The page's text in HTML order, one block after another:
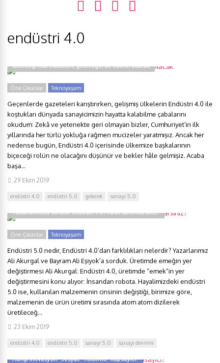
endüstri 4.0
Geleceği icat edebilen, geleceğin de liderin olacak
Öne Çıkanlar Teknoyaşam
Geçenlerde gazeteleri karıştırırken, gelişmiş ülkelerin Endüstri 4.0 ile
koştukları dünyada sanayicimizin hayatta kalabilme çabalarını
okudum: Zekâ ve yetenekte geri olmayan bizler, Cumhuriyet’in ilk
yıllarında her türlü yokluğa rağmen mucizeler yaratmışız. Ancak her
nedense bugün, Endüstri 4.0 içerisinde ülkemize başkalarının
biçeceği rolün ne olacağını düşünür ve bekler hâle gelmişiz. Acaba
başa...
29 Ekim 2019
endüstri 4.0 endüstri 5.0 gelecek sanayi 5.0
Yazarlarımıza sorduk: Endüstri 5.0’ı nasıl tanımlarsınız?
Öne Çıkanlar Teknoyaşam
Endüstri 5.0 nedir, Endüstri 4.0’dan farklılıkları nelerdir? Yazarlarımız
Ali Akurgal ve Bayram Ali Eşiyok’a sorduk. Üretimde emeğin yer
değiştirmesi Ali Akurgal: Endüstri 4.0, üretimde “emek”in yer
değiştirmesini konu alıyor: İnsandan robota. Hayalimizdeki endüstri
5.0 ise, kullanılan malzemenin cinsinin değiştiği, birimize göre,
malzemenin de ürün üretimi sırasında atom atom dizilerek
üretileceğ...
23 Ekim 2019
endüstri 4.0 endüstri 5.0 sanayi 5.0 sanayi devrimi
Hangi inovasyon? Sosyal? Tutumlu? Kapsayıcı?